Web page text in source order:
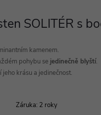
SOLITÉR s
kamenem.
pohybu se jedinečně blyští.
krásu a jedinečnost.
Záruka: 2 roky